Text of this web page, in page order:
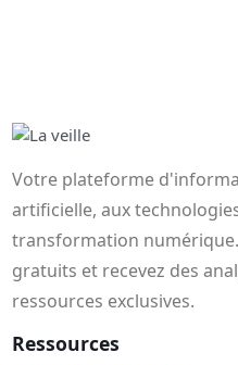
Votre plateforme
artificielle, aux
transformation
gratuits et recevez des
ressources exclusives.
Ressources